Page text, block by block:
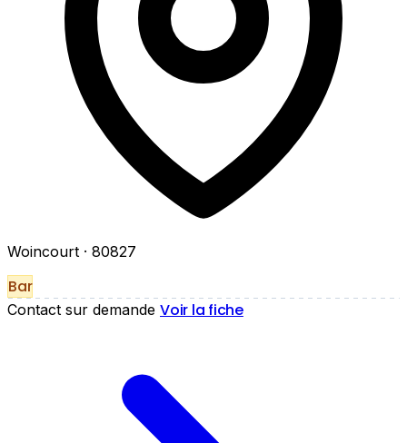
Woincourt · 80827
Bar
Contact sur demande Voir la fiche